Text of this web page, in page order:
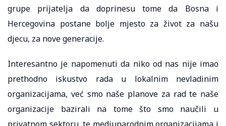
grupe prijatelja da doprinesu tome da Bosna i
Hercegovina postane bolje mjesto za život za našu
djecu, za nove generacije.
Interesantno je napomenuti da niko od nas nije imao
prethodno iskustvo rada u lokalnim nevladinim
organizacijama, već smo naše planove za rad te naše
organizacije bazirali na tome što smo naučili u